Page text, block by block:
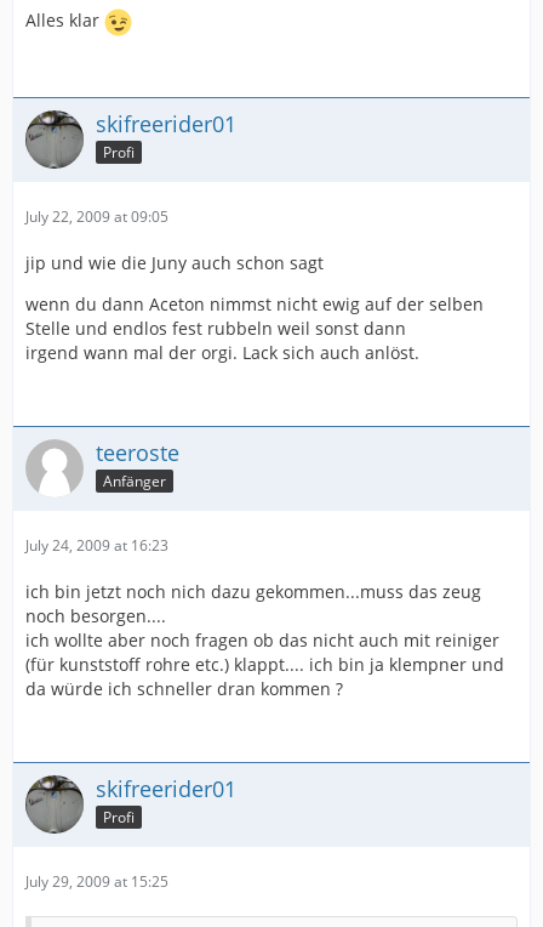
Alles klar
skifreerider01
Profi
July 22, 2009 at 09:05
jip und wie die Juny auch schon sagt
wenn du dann Aceton nimmst nicht ewig auf der selben
Stelle und endlos fest rubbeln weil sonst dann
irgend wann mal der orgi. Lack sich auch anlöst.
teeroste
Anfänger
July 24, 2009 at 16:23
ich bin jetzt noch nich dazu gekommen...muss das zeug
noch besorgen....
ich wollte aber noch fragen ob das nicht auch mit reiniger
(für kunststoff rohre etc.) klappt.... ich bin ja klempner und
da würde ich schneller dran kommen ?
skifreerider01
Profi
July 29, 2009 at 15:25